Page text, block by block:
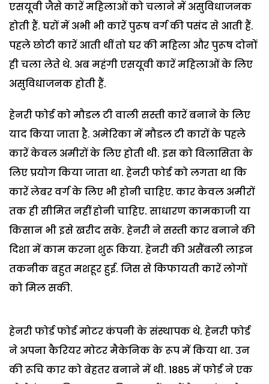
एसयूवी जैसे कारें महिलाओं को चलाने में असुविधाजनक
होती हैं. घरों में अभी भी कारें पुरूष वर्ग की पसंद से आती हैं.
पहले छोटी कारें आती थीं तो घर की महिला और पुरूष दोनों
ही चला लेते थे. अब महंगी एसयूवी कारें महिलाओं के लिए
असुविधाजनक होती हैं.
हेनरी फोर्ड को मौडल टी वाली सस्ती कारें बनाने के लिए
याद किया जाता है. अमेरिका में मौडल टी कारों के पहले
कारें केवल अमीरों के लिए होती थी. इस को विलासिता के
लिए प्रयोग किया जाता था. हेनरी फोर्ड को लगता था कि
कारें लेबर वर्ग के लिए भी होनी चाहिए. कार केवल अमीरों
तक ही सीमित नहीं होनी चाहिए. साधारण कामकाजी या
किसान भी इसे खरीद सके. हेनरी ने सस्ती कार बनाने की
दिशा में काम करना शुरू किया. हेनरी की असैंबली लाइन
तकनीक बहुत मशहूर हुई. जिस से किफायती कारें लोगों
को मिल सकी.
हेनरी फोर्ड फोर्ड मोटर कंपनी के संस्थापक थे. हेनरी फोर्ड
ने अपना कैरियर मोटर मैकेनिक के रूप में किया था. उन
की रूचि कार को बेहतर बनाने में थी. 1885 में फोर्ड ने एक